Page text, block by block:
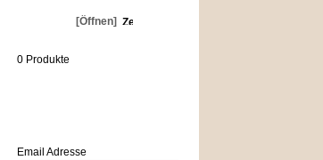
[Öffnen]
0 Produkte
Email Adresse